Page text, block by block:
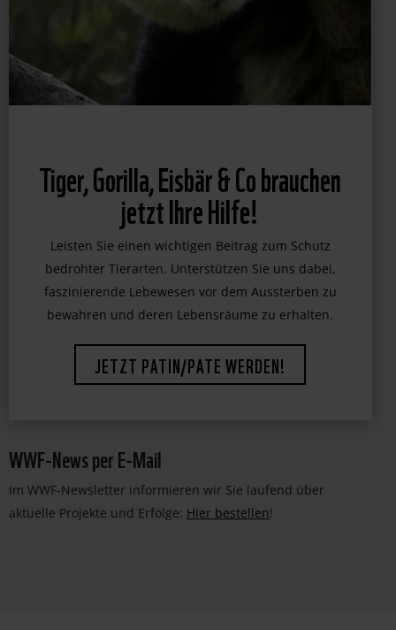
WWF-News per E-Mail
Im WWF-Newsletter informieren wir Sie laufend über
aktuelle Projekte und Erfolge: Hier bestellen!